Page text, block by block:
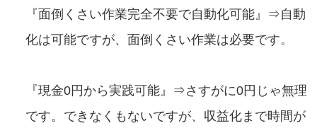
『面倒くさい作業完全不要で自動化可能』⇒自動
化は可能ですが、面倒くさい作業は必要です。
『現金0円から実践可能』⇒さすがに0円じゃ無理
です。できなくもないですが、収益化まで時間が